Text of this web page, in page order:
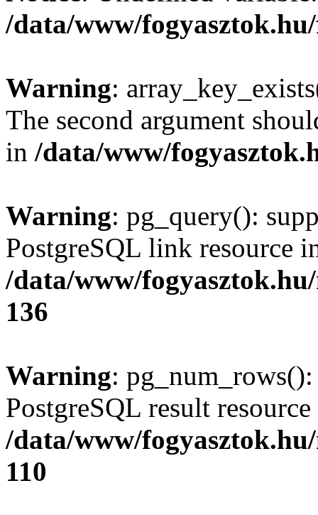
/data/www/
Warning:
The second argument
in /data/www/
Warning: pg_query():
PostgreSQL link resource
/data/www/
136
Warning:
PostgreSQL result
/data/www/
110